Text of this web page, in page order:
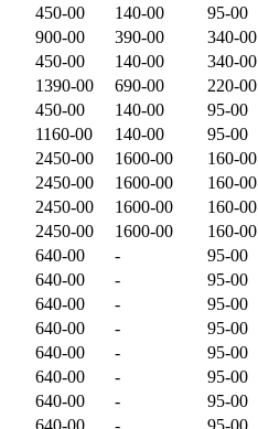
450-00 140-00 95-00
900-00 390-00 340-00
450-00 140-00 340-00
1390-00 690-00 220-00
450-00 140-00 95-00
1160-00 140-00 95-00
2450-00 1600-00
160-00
2450-00 1600-00
160-00
2450-00 1600-00
160-00
2450-00 1600-00
160-00
640-00 -
95-00
640-00 -
95-00
640-00 -
95-00
640-00 -
95-00
640-00 -
95-00
640-00 -
95-00
640-00 -
95-00